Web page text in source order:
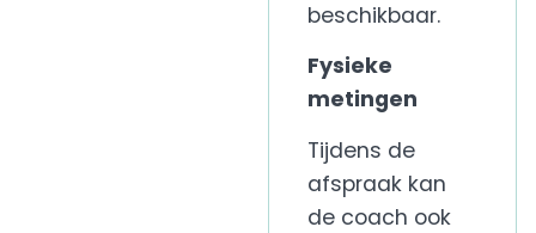
beschikbaar.
Fysieke
metingen
Tijdens de
afspraak kan
de coach ook